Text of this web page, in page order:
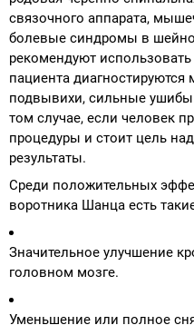
связочного аппарата,
болевые синдромы в
рекомендуют использовать
пациента
подвывихи, сильные
том случае, если человек
процедуры и стоит цель
результаты.
Среди положительных
воротника Шанца есть
Значительное улучшение
головном мозге.
Уменьшение или полное